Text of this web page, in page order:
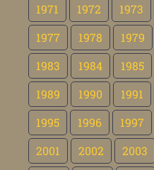
1971
1972 1973
1977
1978 1979
1983
1984 1985
1989
1990 1991
1995
1996 1997
2001
2002 2003